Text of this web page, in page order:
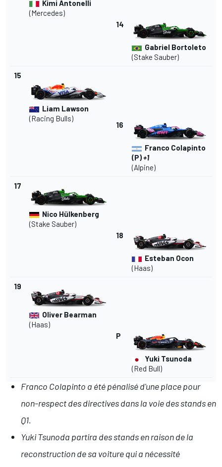
Kimi Antonelli
(Mercedes)
14
Gabriel Bortoleto
(Stake Sauber)
15
Liam Lawson
(Racing Bulls)
16
Franco Colapinto
(P)+1
(Alpine)
17
Nico Hülkenberg
(Stake Sauber)
18
Esteban Ocon
(Haas)
19
Oliver Bearman
(Haas)
P
Yuki Tsunoda
(Red Bull)
Franco Colapinto a été pénalisé d'une place pour
non-respect des directives dans la voie des stands en
Q1.
Yuki Tsunoda partira des stands en raison de la
reconstruction de sa voiture qui a nécessité